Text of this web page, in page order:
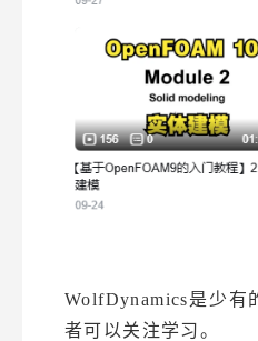
WolfDynamics是少有
者可以关注学习。